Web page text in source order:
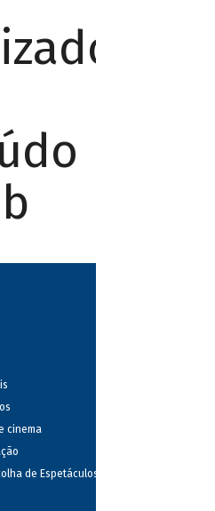
cinema
de Espetáculos